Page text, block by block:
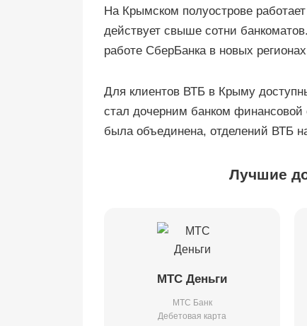
На Крымском полуострове
действует свыше сотни
работе СберБанка в новых
Для клиентов ВТБ в Крыму
стал дочерним банком финансовой
была объединена, отделений ВТБ
Лучшие
МТС Деньги
МТС Банк
Дебетовая карта